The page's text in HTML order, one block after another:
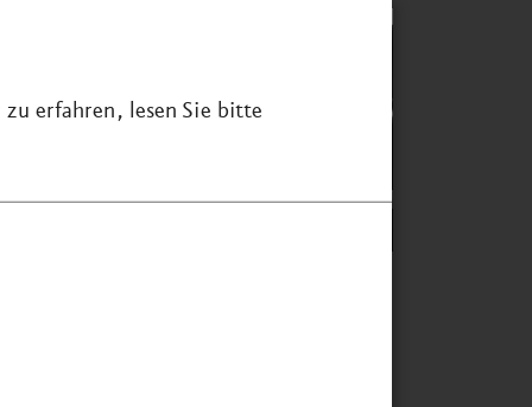
zu erfahren, lesen Sie bitte